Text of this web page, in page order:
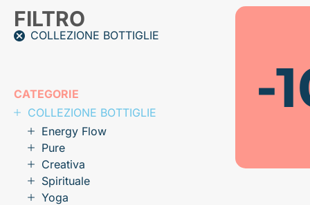
FILTRO
COLLEZIONE BOTTIGLIE
CATEGORIE
COLLEZIONE BOTTIGLIE
Energy Flow
Pure
Creativa
Spirituale
Yoga
-